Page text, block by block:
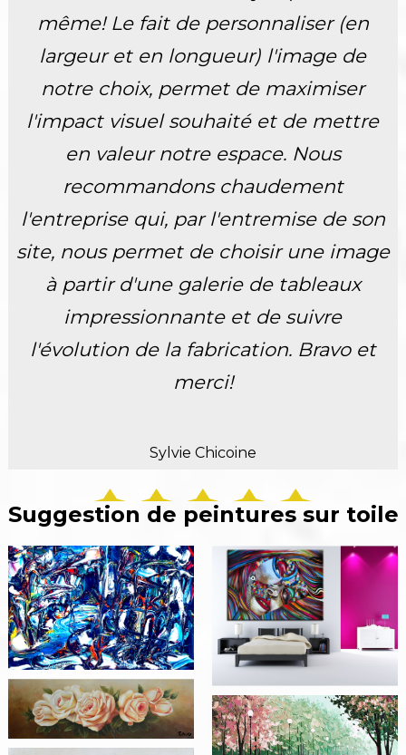
même! Le fait de personnaliser (en
largeur et en longueur) l'image de
notre choix, permet de maximiser
l'impact visuel souhaité et de mettre
en valeur notre espace. Nous
recommandons chaudement
l'entreprise qui, par l'entremise de son
site, nous permet de choisir une image
à partir d'une galerie de tableaux
impressionnante et de suivre
l'évolution de la fabrication. Bravo et
merci!
Sylvie Chicoine
Suggestion de peintures sur toile